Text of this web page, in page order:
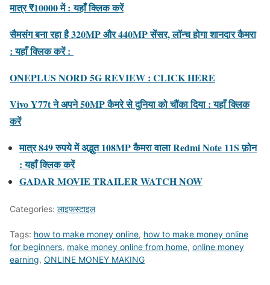
मात्र ₹10000 में :यहाँ क्लिक करें
सैमसंग बना रहा है 320MP और 440MP सेंसर, लॉन्च होगा शानदार कैमरा
: यहाँ क्लिक करें :
ONEPLUS NORD 5G REVIEW : CLICK HERE
Vivo Y77t ने अपने 50MP कैमरे से दुनिया को चौंका दिया : यहाँ क्लिक
करें
मात्र 849 रुपये में अद्भुत 108MP कैमरा वाला Redmi Note 11S फ़ोन
: यहाँ क्लिक करें
GADAR MOVIE TRAILER WATCH NOW
Categories: लाइफस्टाइल
Tags: how to make money online, how to make money online
for beginners, make money online from home, online money
earning, ONLINE MONEY MAKING